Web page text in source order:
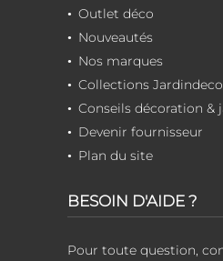
Outlet déco
Nouveautés
Nos marques
Collections Jardindeco
Conseils décoration &
Devenir fournisseur
Plan du site
BESOIN D'AIDE ?
Pour toute question,